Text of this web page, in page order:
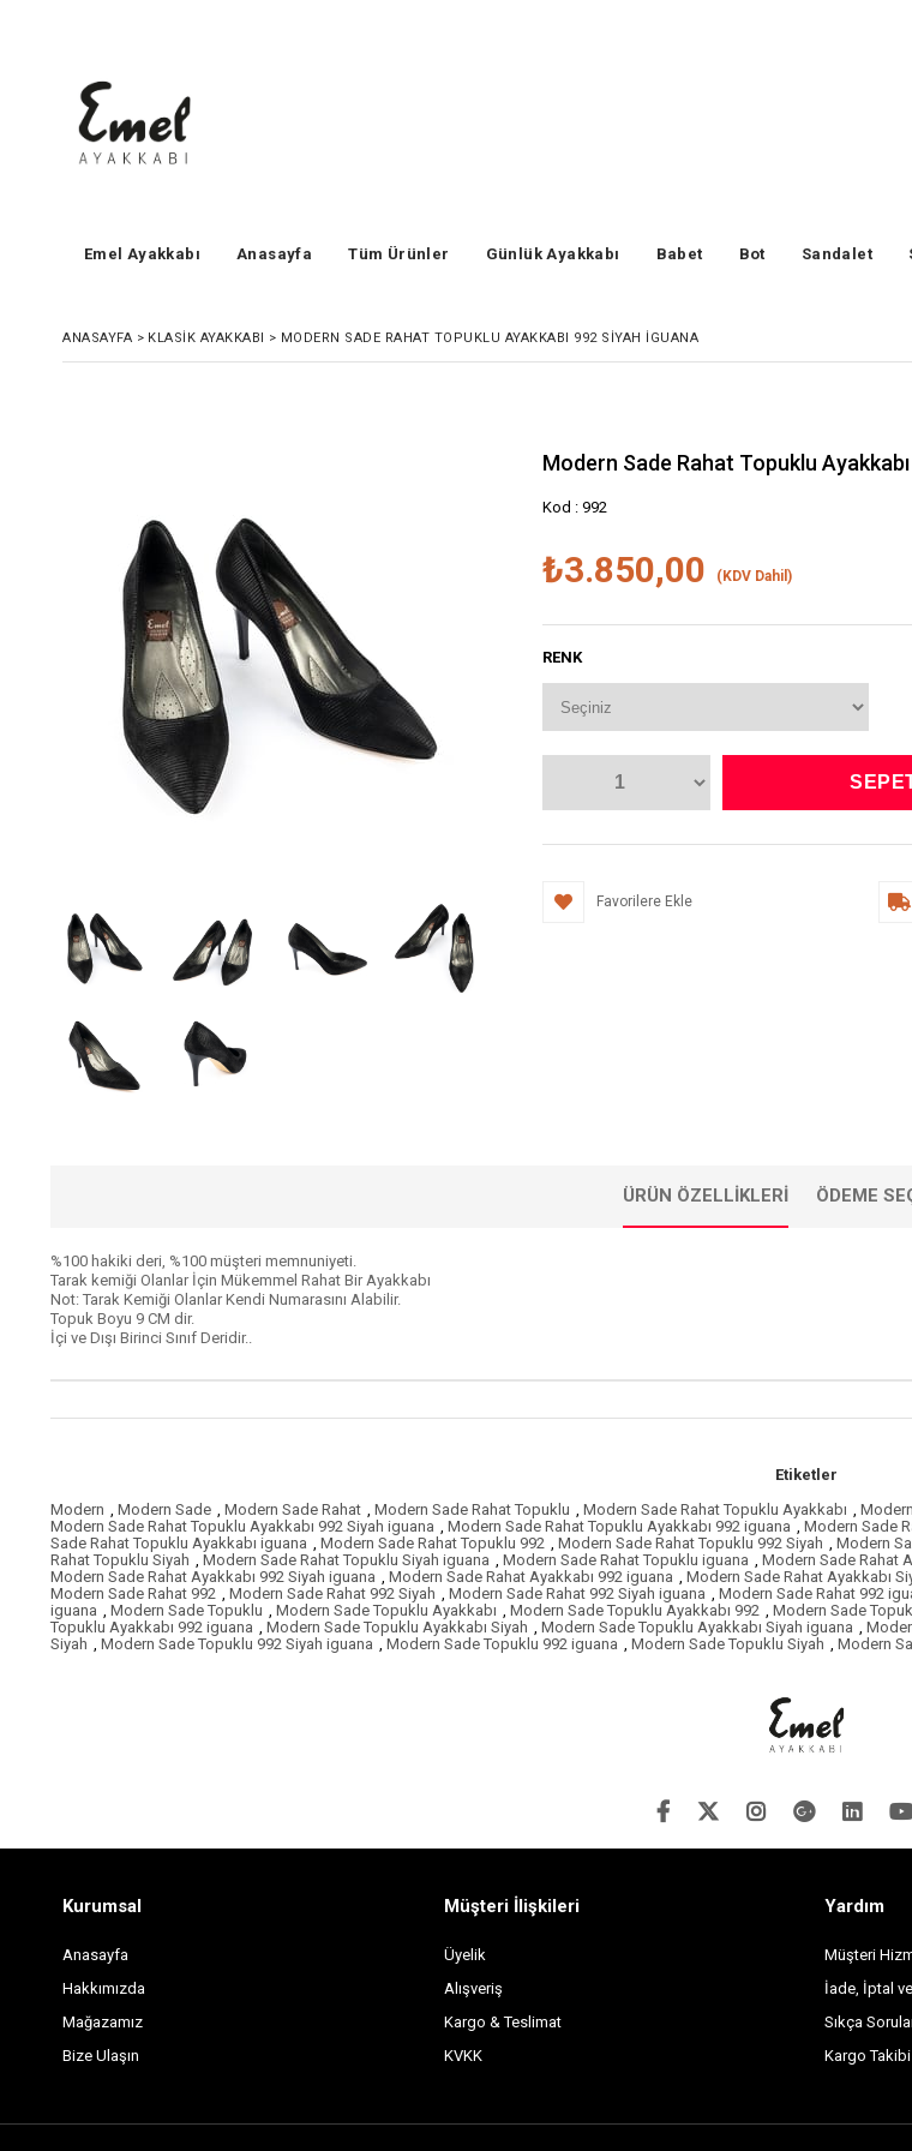
Emel Ayakkabı Anasayfa Tüm Ürünler Günlük Ayakkabı Babet Bot Sandalet
ANASAYFA > KLASIK AYAKKABI > MODERN SADE RAHAT TOPUKLU AYAKKABI 992 SIYAH IGUANA
Modern Sade Rahat Topuklu
Kod : 992
₺3.850,00 (KDV Dahil)
RENK
Favorilere Ekle
ÜRÜN ÖZELLIKLERI ÖDEME
%100 hakiki deri, %100 müşteri memnuniyeti.
Tarak kemiği Olanlar İçin Mükemmel Rahat Bir Ayakkabı
Not: Tarak Kemiği Olanlar Kendi Numarasını Alabilir.
Topuk Boyu 9 CM dir.
İçi ve Dışı Birinci Sınıf Deridir..
Etiketler
Modern , Modern Sade , Modern Sade Rahat , Modern Sade Rahat Topuklu , Modern Sade Rahat Topuklu Ayakkabı ,
Modern Sade Rahat Topuklu Ayakkabı 992 Siyah iguana , Modern Sade Rahat Topuklu Ayakkabı 992 iguana , Modern Sade
Sade Rahat Topuklu Ayakkabı iguana , Modern Sade Rahat Topuklu 992 , Modern Sade Rahat Topuklu 992 Siyah , Modern
Rahat Topuklu Siyah , Modern Sade Rahat Topuklu Siyah iguana , Modern Sade Rahat Topuklu iguana , Modern Sade Rahat
Modern Sade Rahat Ayakkabı 992 Siyah iguana , Modern Sade Rahat Ayakkabı 992 iguana , Modern Sade Rahat Ayakkabı
Modern Sade Rahat 992 , Modern Sade Rahat 992 Siyah , Modern Sade Rahat 992 Siyah iguana , Modern Sade Rahat 992
iguana , Modern Sade Topuklu , Modern Sade Topuklu Ayakkabı , Modern Sade Topuklu Ayakkabı 992 , Modern Sade
Topuklu Ayakkabı 992 iguana , Modern Sade Topuklu Ayakkabı Siyah , Modern Sade Topuklu Ayakkabı Siyah iguana ,
Siyah , Modern Sade Topuklu 992 Siyah iguana , Modern Sade Topuklu 992 iguana , Modern Sade Topuklu Siyah , Modern
Kurumsal
Anasayfa
Hakkımızda
Mağazamız
Bize Ulaşın
Müşteri İlişkileri
Üyelik
Alışveriş
Kargo & Teslimat
KVKK
Yardım
Müşteri
İade, İptal
Sıkça
Kargo Takibi